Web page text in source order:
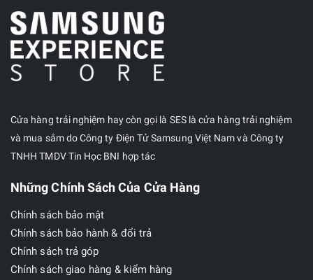
Cửa hàng trải nghiệm hay còn gọi là SES là cửa hàng trải nghiệm
và mua sắm do Công ty Điện Tử Samsung Việt Nam và Công ty
TNHH TMDV Tin Học BNI hợp tác
Những Chính Sách Của Cửa Hàng
Chính sách bảo mật
Chính sách bảo hành & đổi trả
Chính sách trả góp
Chính sách giao hàng & kiểm hàng